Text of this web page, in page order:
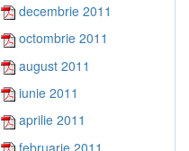
decembrie 2011
octombrie 2011
august 2011
iunie 2011
aprilie 2011
februarie 2011